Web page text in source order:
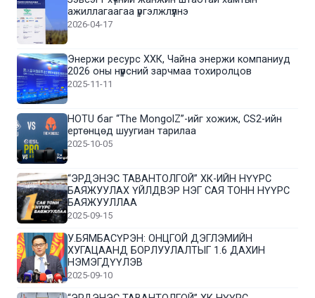
ажиллагаагаа үргэлжлүүлнэ
2026-04-17
Энержи ресурс ХХК, Чайна энержи компаниуд
2026 оны нүүрсний зарчмаа тохиролцов
2025-11-11
HOTU баг “The MongolZ”-ийг хожиж, CS2-ийн
ертөнцөд шуугиан тарилаа
2025-10-05
“ЭРДЭНЭС ТАВАНТОЛГОЙ” ХК-ИЙН НҮҮРС
БАЯЖУУЛАХ ҮЙЛДВЭР НЭГ САЯ ТОНН НҮҮРС
БАЯЖУУЛЛАА
2025-09-15
У.БЯМБАСҮРЭН: ОНЦГОЙ ДЭГЛЭМИЙН
ХУГАЦААНД БОРЛУУЛАЛТЫГ 1.6 ДАХИН
НЭМЭГДҮҮЛЭВ
2025-09-10